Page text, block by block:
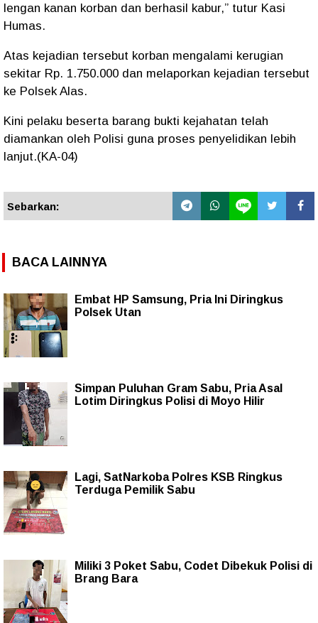
lengan kanan korban dan berhasil kabur,” tutur Kasi
Humas.
Atas kejadian tersebut korban mengalami kerugian
sekitar Rp. 1.750.000 dan melaporkan kejadian tersebut
ke Polsek Alas.
Kini pelaku beserta barang bukti kejahatan telah
diamankan oleh Polisi guna proses penyelidikan lebih
lanjut.(KA-04)
Sebarkan:
BACA LAINNYA
Embat HP Samsung, Pria Ini Diringkus
Polsek Utan
Simpan Puluhan Gram Sabu, Pria Asal
Lotim Diringkus Polisi di Moyo Hilir
Lagi, SatNarkoba Polres KSB Ringkus
Terduga Pemilik Sabu
Miliki 3 Poket Sabu, Codet Dibekuk Polisi di
Brang Bara